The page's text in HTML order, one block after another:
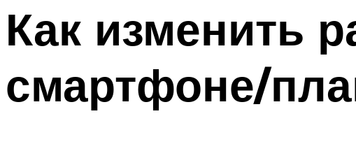
Как изменить
смартфоне/